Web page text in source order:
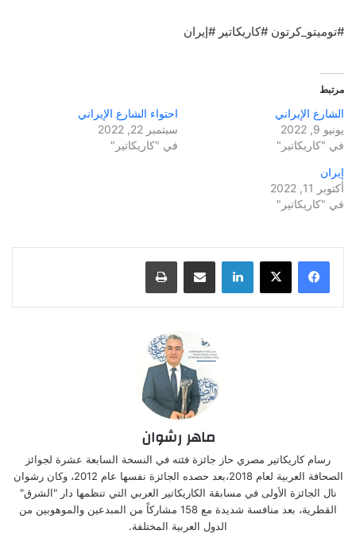
#توميتو_كرتون #كاريكاتير #إيران
مرتبط
الشارع الإيراني
يونيو 9, 2022
في "كاريكاتير"
احتواء الشارع الإيراني
سبتمبر 22, 2022
في "كاريكاتير"
إيران
أكتوبر 11, 2022
في "كاريكاتير"
لينكدإن مشاركة عبر البريد طباعة
ماهر رشوان
رسام كاريكاتير مصري حاز جائزة فئته في النسخة السابعة عشرة لجوائز
الصحافة العربية لعام 2018،بعد حصده الجائزة نفسها عام 2012، وكان رشوان
نال الجائزة الأولى في مسابقة الكاريكاتير العربي التي تنظمها دار "الشرق"
القطرية، بعد منافسة شديدة مع 158 مشاركاً من المبدعين والموهوبين من
الدول العربية المختلفة.